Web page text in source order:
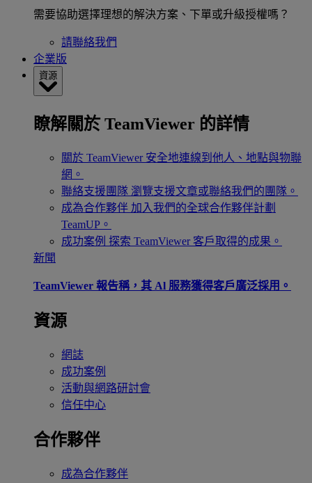
需要協助選擇理想的解決方案、下單或升級授權嗎？
請聯絡我們
企業版
資源
瞭解關於 TeamViewer 的詳情
關於 TeamViewer 安全地連線到他人、地點與物聯
網。
聯絡支援團隊 瀏覽支援文章或聯絡我們的團隊。
成為合作夥伴 加入我們的全球合作夥伴計劃
TeamUP。
成功案例 探索 TeamViewer 客戶取得的成果。
新聞
TeamViewer 報告稱，其 Al 服務獲得客戶廣泛採用。
資源
網誌
成功案例
活動與網路研討會
信任中心
合作夥伴
成為合作夥伴